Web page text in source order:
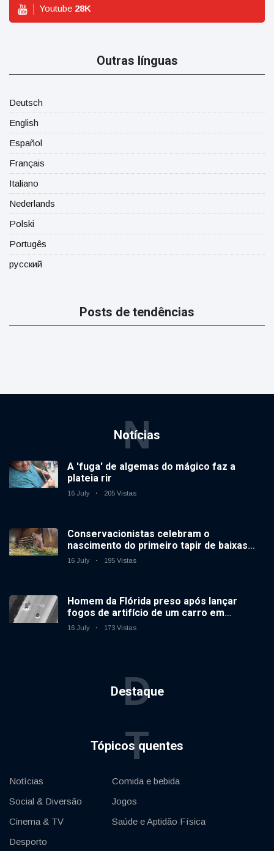
Youtube 28K
Outras línguas
Deutsch
English
Español
Français
Italiano
Nederlands
Polski
Portugês
русский
Posts de tendências
Notícias
N
A 'fuga' de algemas do mágico faz a
plateia rir
16 July 205 Vistas
Conservacionistas celebram o
nascimento do primeiro tapir de baixas
terras no zoológico do Reino Unido em 14
16 July 195 Vistas
Homem da Flórida preso após lançar
fogos de artifício de um carro em
movimento
16 July 173 Vistas
Destaque
D
Tópicos quentes
T
Notícias
Social & Diversão
Cinema & TV
Desporto
Comida e bebida
Jogos
Saúde e Aptidão Física